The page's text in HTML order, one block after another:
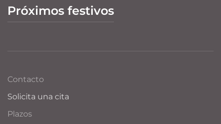
Próximos festivos
Contacto
Solicita una cita
Plazos